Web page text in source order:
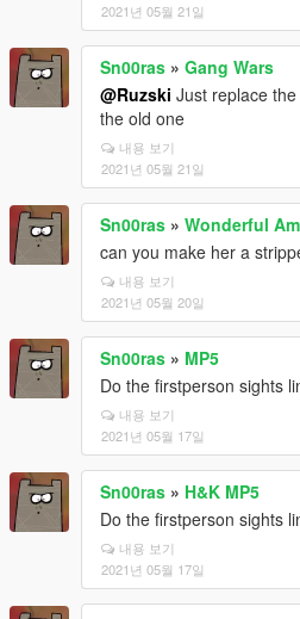
2021년 05월 21일
Sn00ras » Gang Wars
@Ruzski Just replace
the old one
내용 보기
2021년 05월 21일
Sn00ras » Wonderful
can you make her a
내용 보기
2021년 05월 20일
Sn00ras » MP5
Do the firstperson sights
내용 보기
2021년 05월 17일
Sn00ras » H&K MP5
Do the firstperson sights
내용 보기
2021년 05월 17일